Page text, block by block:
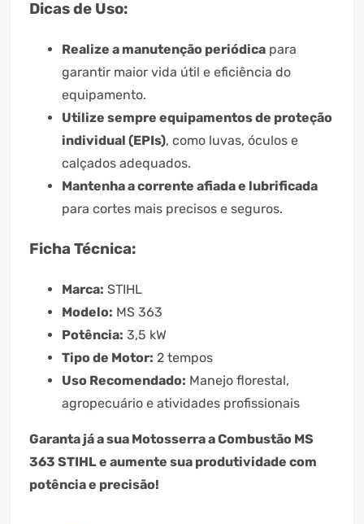
Dicas de Uso:
Realize a manutenção periódica para
garantir maior vida útil e eficiência do
equipamento.
Utilize sempre equipamentos de proteção
individual (EPIs), como luvas, óculos e
calçados adequados.
Mantenha a corrente afiada e lubrificada
para cortes mais precisos e seguros.
Ficha Técnica:
Marca: STIHL
Modelo: MS 363
Potência: 3,5 kW
Tipo de Motor: 2 tempos
Uso Recomendado: Manejo florestal,
agropecuário e atividades profissionais
Garanta já a sua Motosserra a Combustão MS
363 STIHL e aumente sua produtividade com
potência e precisão!